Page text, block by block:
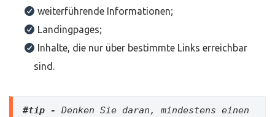
weiterführende Informationen;
Landingpages;
Inhalte, die nur über bestimmte Links erreichbar
sind.
#tip - Denken Sie daran, mindestens einen